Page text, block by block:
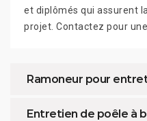
et diplômés qui assurent
projet. Contactez pour
Ramoneur pour
Entretien de poêle à